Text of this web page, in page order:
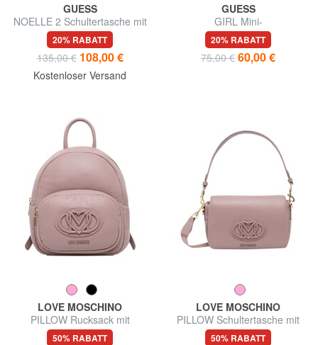
GUESS
NOELLE 2 Schultertasche mit
Schultergurt
20% RABATT
135,00 € 108,00 €
Kostenloser Versand
GUESS
GIRL Mini-
Schulterkameratasche
20% RABATT
75,00 € 60,00 €
LOVE MOSCHINO
PILLOW Rucksack mit
Vordertasche
50% RABATT
LOVE MOSCHINO
PILLOW Schultertasche mit
Schultergurt
50% RABATT